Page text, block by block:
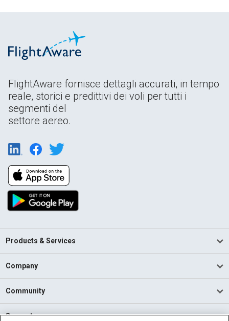
FlightAware fornisce dettagli accurati, in tempo
reale, storici e predittivi dei voli per tutti i
segmenti del
settore aereo.
Products & Services
Company
Community
Support